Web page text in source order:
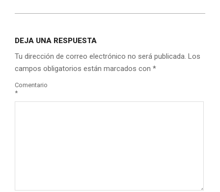
DEJA UNA RESPUESTA
Tu dirección de correo electrónico no será publicada. Los
campos obligatorios están marcados con *
Comentario
*